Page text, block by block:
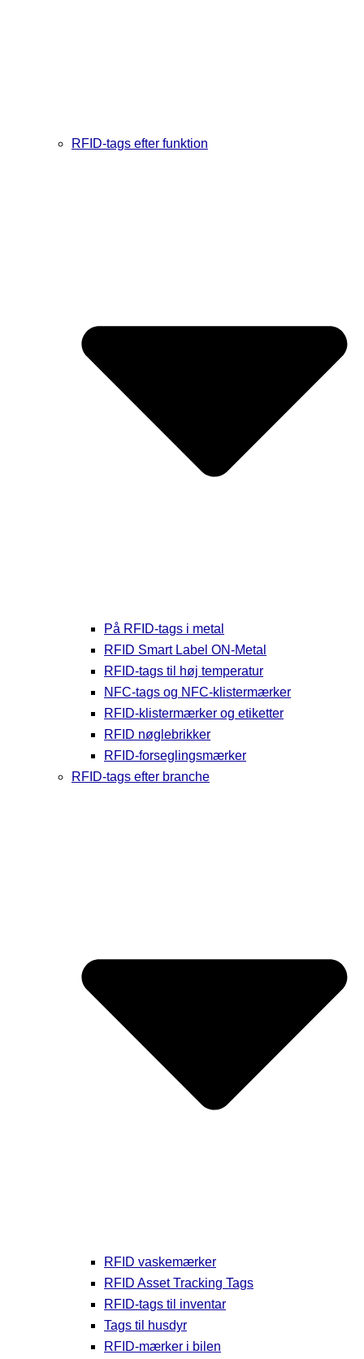
RFID-tags efter funktion
På RFID-tags i metal
RFID Smart Label ON-Metal
RFID-tags til høj temperatur
NFC-tags og NFC-klistermærker
RFID-klistermærker og etiketter
RFID nøglebrikker
RFID-forseglingsmærker
RFID-tags efter branche
RFID vaskemærker
RFID Asset Tracking Tags
RFID-tags til inventar
Tags til husdyr
RFID-mærker i bilen